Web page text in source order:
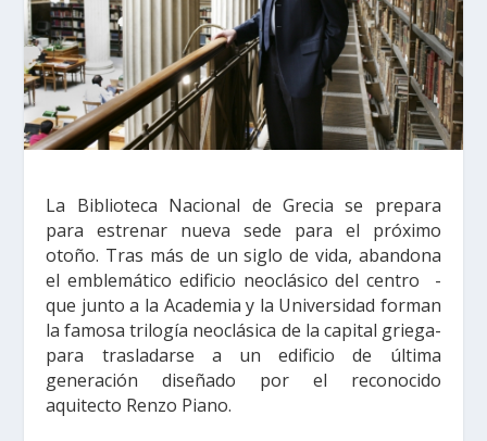
La Biblioteca Nacional de Grecia se prepara
para estrenar nueva sede para el próximo
otoño. Tras más de un siglo de vida, abandona
el emblemático edificio neoclásico del centro -
que junto a la Academia y la Universidad forman
la famosa trilogía neoclásica de la capital griega-
para trasladarse a un edificio de última
generación diseñado por el reconocido
aquitecto Renzo Piano.